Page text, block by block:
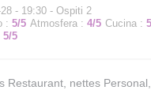
- 19:30 - Ospiti 2
: 5/5 Atmosfera : 4/5 Cucina : 5
5/5
Restaurant, nettes